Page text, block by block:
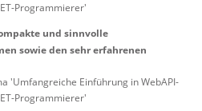
Programmierer'
und sinnvolle
sowie den sehr erfahrenen
'Umfangreiche Einführung in WebAPI-
Programmierer'